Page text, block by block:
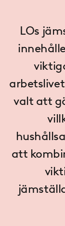
LOs
valt att
att